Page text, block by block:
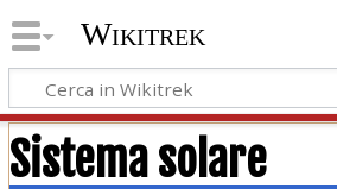
Wikitrek
Sistema solare